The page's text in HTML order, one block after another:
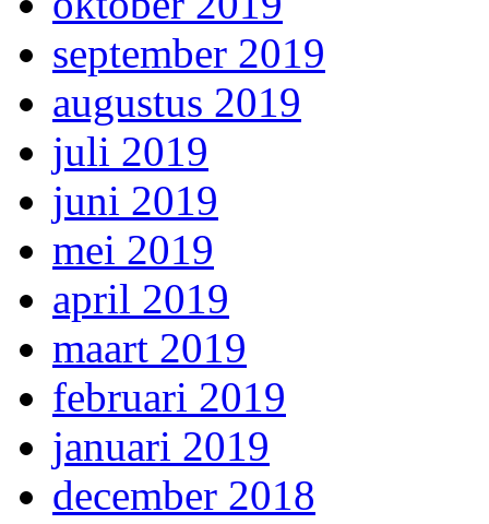
september 2019
augustus 2019
juli 2019
juni 2019
mei 2019
april 2019
maart 2019
februari 2019
januari 2019
december 2018